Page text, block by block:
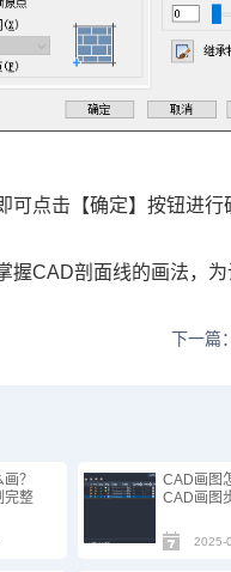
可点击【确定】按钮进
CAD剖面线的画法，
下一篇
？
完整
CAD画图
CAD画图
2025-